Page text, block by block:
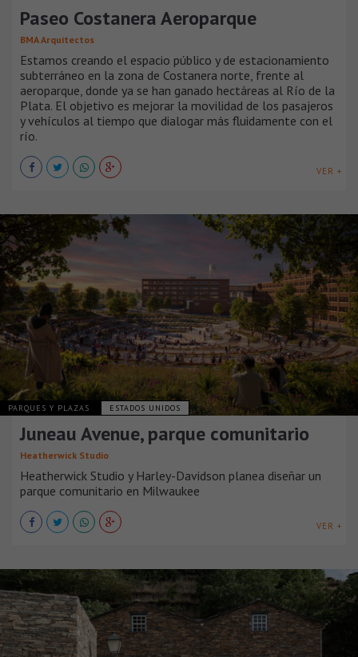
Paseo Costanera Aeroparque
BMA Arquitectos
Estamos creando el espacio público y de estacionamiento
subterráneo en la zona de Costanera norte, frente al
aeroparque, donde ya se han ganado hectáreas al Río de la
Plata. El objetivo es mejorar la movilidad de los pasajeros
y vehículos al tiempo que dialogar más fluidamente con el
río.
VER +
PARQUES Y PLAZAS ESTADOS UNIDOS
Juneau Avenue, parque comunitario
Heatherwick Studio
Heatherwick Studio y Harley-Davidson planea diseñar un
parque comunitario en Milwaukee
VER +